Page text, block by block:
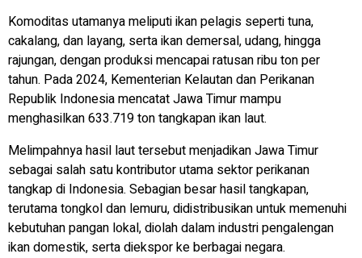
Komoditas utamanya meliputi ikan pelagis seperti tuna,
cakalang, dan layang, serta ikan demersal, udang, hingga
rajungan, dengan produksi mencapai ratusan ribu ton per
tahun. Pada 2024, Kementerian Kelautan dan Perikanan
Republik Indonesia mencatat Jawa Timur mampu
menghasilkan 633.719 ton tangkapan ikan laut.
Melimpahnya hasil laut tersebut menjadikan Jawa Timur
sebagai salah satu kontributor utama sektor perikanan
tangkap di Indonesia. Sebagian besar hasil tangkapan,
terutama tongkol dan lemuru, didistribusikan untuk memenuhi
kebutuhan pangan lokal, diolah dalam industri pengalengan
ikan domestik, serta diekspor ke berbagai negara.